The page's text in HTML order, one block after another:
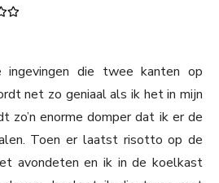
die twee kanten op
net zo geniaal als ik het in mijn
zo’n enorme domper dat ik er de
Toen er laatst risotto op de
avondeten en ik in de koelkast